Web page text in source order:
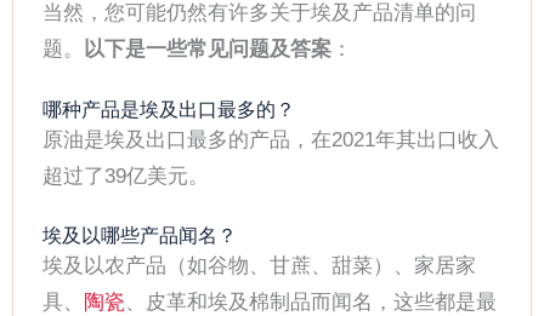
当然，您可能仍然有许多关于埃及产品清单的问
题。
以下是一些常见问题及答案 ：
哪种产品是埃及出口最多的？
原油是埃及出口最多的产品，在2021年其出口收入
超过了39亿美元。
埃及以哪些产品闻名？
埃及以农产品（如谷物、甘蔗、甜菜）、家居家
具、
陶瓷、皮革和埃及棉制品而闻名，这些都是最